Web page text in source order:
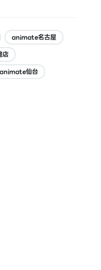
animate名古屋
店
animate仙台